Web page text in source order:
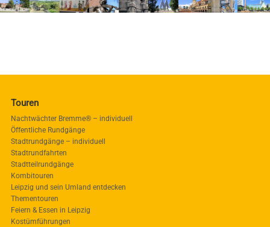
Touren
Nachtwächter Bremme® – individuell
Öffentliche Rundgänge
Stadtrundgänge – individuell
Stadtrundfahrten
Stadtteilrundgänge
Kombitouren
Leipzig und sein Umland entdecken
Thementouren
Feiern & Essen in Leipzig
Kostümführungen